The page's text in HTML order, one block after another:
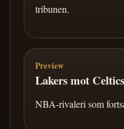
tribunen.
Preview
Lakers mot Celtics
NBA-rivaleri som